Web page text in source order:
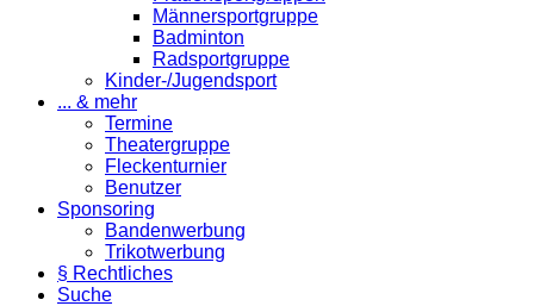
Männersportgruppe
Badminton
Radsportgruppe
Kinder-/Jugendsport
... & mehr
Termine
Theatergruppe
Fleckenturnier
Benutzer
Sponsoring
Bandenwerbung
Trikotwerbung
§ Rechtliches
Suche